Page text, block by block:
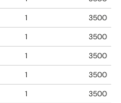
1
3500
1
3500
1
3500
1
3500
1
3500